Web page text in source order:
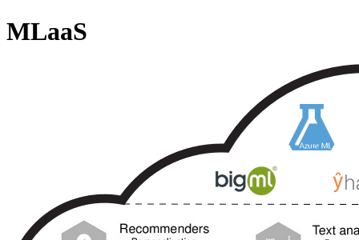
MLaaS